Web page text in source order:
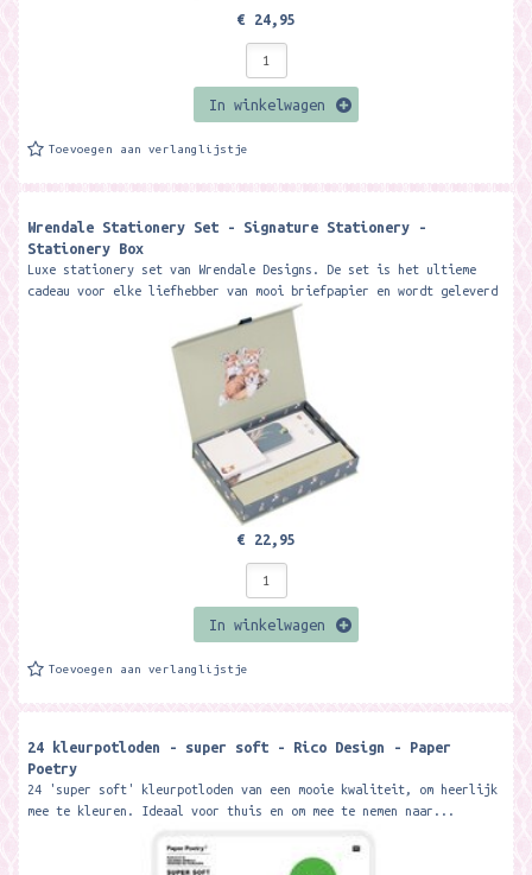
€ 24,95
In winkelwagen
Toevoegen aan verlanglijstje
Wrendale Stationery Set - Signature Stationery -
Stationery Box ​
Luxe stationery set van Wrendale Designs. De set is het ultieme
cadeau voor elke liefhebber van mooi briefpapier en wordt geleverd
€ 22,95
In winkelwagen
Toevoegen aan verlanglijstje
24 kleurpotloden - super soft - Rico Design - Paper
Poetry
24 'super soft' kleurpotloden van een mooie kwaliteit, om heerlijk
mee te kleuren. Ideaal voor thuis en om mee te nemen naar...